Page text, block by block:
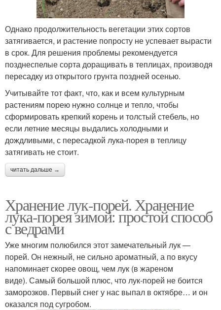
Однако продолжительность вегетации этих сортов
затягивается, и растение попросту не успевает вырасти
в срок. Для решения проблемы рекомендуется
позднеспелые сорта доращивать в теплицах, производя
пересадку из открытого грунта поздней осенью.
Учитывайте тот факт, что, как и всем культурным
растениям порею нужно солнце и тепло, чтобы
сформировать крепкий корень и толстый стебель, но
если летние месяцы выдались холодными и
дождливыми, с пересадкой лука-порея в теплицу
затягивать не стоит.
читать дальше →
Хранение лук-порей. Хранение
лука-порея зимой: простой способ
с ведрами
Уже многим полюбился этот замечательный лук —
порей. Он нежный, не сильно ароматный, а по вкусу
напоминает скорее овощ, чем лук (в жареном
виде). Самый большой плюс, что лук-порей не боится
заморозков. Первый снег у нас выпал в октябре… и он
оказался под сугробом.